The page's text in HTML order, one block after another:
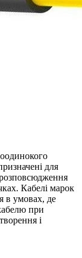
для
Кабелі марок
в умовах, де
при
і